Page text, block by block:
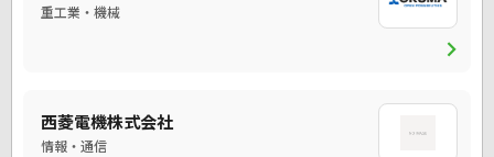
重工業・機械
chevron_right
西菱電機株式会社
情報・通信